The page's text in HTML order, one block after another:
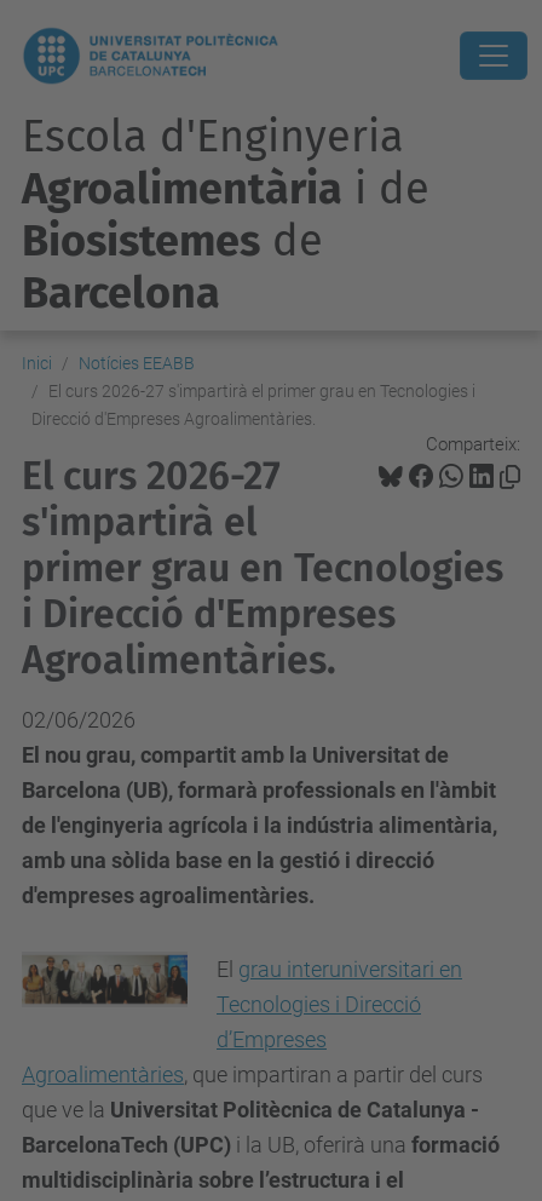
Escola d'Enginyeria
Agroalimentària i de
Biosistemes de
Barcelona
Inici
Notícies EEABB
El curs 2026-27 s'impartirà el primer grau en Tecnologies i
Direcció d'Empreses Agroalimentàries.
Comparteix:
El curs 2026-27
s'impartirà el
primer grau en Tecnologies
i Direcció d'Empreses
Agroalimentàries.
02/06/2026
El nou grau, compartit amb la Universitat de
Barcelona (UB), formarà professionals en l'àmbit
de l'enginyeria agrícola i la indústria alimentària,
amb una sòlida base en la gestió i direcció
d'empreses agroalimentàries.
El grau interuniversitari en
Tecnologies i Direcció
d’Empreses
Agroalimentàries, que impartiran a partir del curs
que ve la Universitat Politècnica de Catalunya -
BarcelonaTech (UPC) i la UB, oferirà una formació
multidisciplinària sobre l’estructura i el